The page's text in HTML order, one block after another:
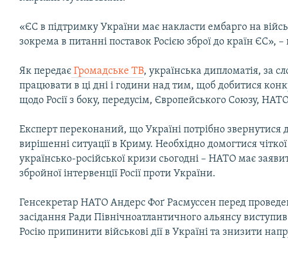
«ЄС в підтримку України має накласти ембарго на
зокрема в питанні поставок Росією зброї до країн ЄС»,
Як передає Громадське ТВ, українська дипломатія, за
працювати в ці дні і години над тим, щоб добитися
щодо Росії з боку, передусім, Європейського Союзу,
Експерт переконаний, що Україні потрібно
вирішенні ситуації в Криму. Необхідно домогтися
українсько-російської кризи сьогодні – НАТО має
збройної інтервенції Росії проти України.
Генсекретар НАТО Андерс Фоґ Расмуссен перед
засідання Ради Північноатлантичного альянсу
Росію припинити військові дії в Україні та знизити